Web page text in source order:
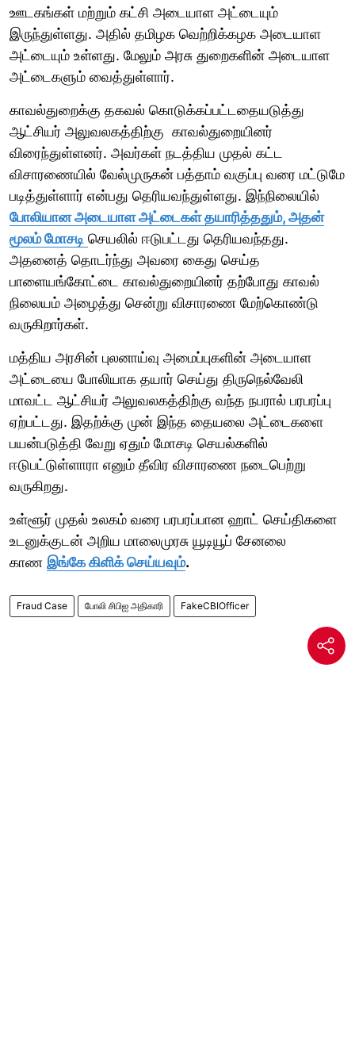
ஊடகங்கள் மற்றும் கட்சி அடையாள அட்டையும்
இருந்துள்ளது. அதில் தமிழக வெற்றிக்கழக அடையாள
அட்டையும் உள்ளது. மேலும் அரசு துறைகளின் அடையாள
அட்டைகளும் வைத்துள்ளார்.
காவல்துறைக்கு தகவல் கொடுக்கப்பட்டதையடுத்து
ஆட்சியர் அலுவலகத்திற்கு காவல்துறையினர்
விரைந்துள்ளனர். அவர்கள் நடத்திய முதல் கட்ட
விசாரணையில் வேல்முருகன் பத்தாம் வகுப்பு வரை மட்டுமே
படித்துள்ளார் என்பது தெரியவந்துள்ளது. இந்நிலையில்
போலியான அடையாள அட்டைகள் தயாரித்ததும், அதன்
மூலம் மோசடி செயலில் ஈடுபட்டது தெரியவந்தது.
அதனைத் தொடர்ந்து அவரை கைது செய்த
பாளையங்கோட்டை காவல்துறையினர் தற்போது காவல்
நிலையம் அழைத்து சென்று விசாரணை மேற்கொண்டு
வருகிறார்கள்.
மத்திய அரசின் புலனாய்வு அமைப்புகளின் அடையாள
அட்டையை போலியாக தயார் செய்து திருநெல்வேலி
மாவட்ட ஆட்சியர் அலுவலகத்திற்கு வந்த நபரால் பரபரப்பு
ஏற்பட்டது. இதற்க்கு முன் இந்த தையலை அட்டைகளை
பயன்படுத்தி வேறு ஏதும் மோசடி செயல்களில்
ஈடுபட்டுள்ளாரா எனும் தீவிர விசாரணை நடைபெற்று
வருகிறது.
உள்ளூர் முதல் உலகம் வரை பரபரப்பான ஹாட் செய்திகளை
உடனுக்குடன் அறிய மாலைமுரசு யூடியூப் சேனலை
காண இங்கே கிளிக் செய்யவும்.
Fraud Case போலி சிபிஐ அதிகாரி FakeCBIOfficer